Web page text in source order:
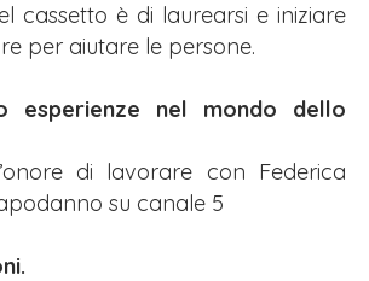
cassetto è di laurearsi e iniziare
per aiutare le persone.
esperienze nel mondo dello
di lavorare con Federica
su canale 5